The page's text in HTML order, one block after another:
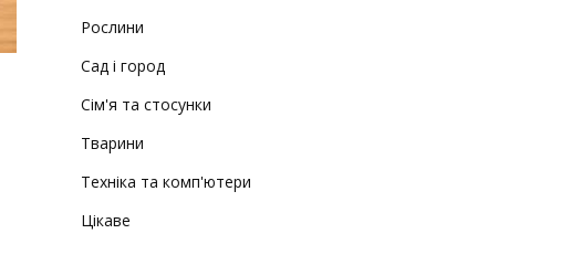
Рослини
Сад і город
Сім'я та стосунки
Тварини
Техніка та комп'ютери
Цікаве